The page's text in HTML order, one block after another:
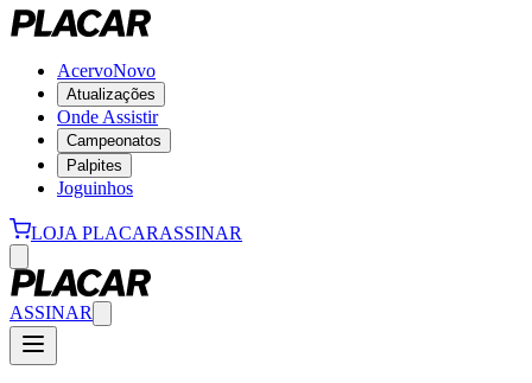
AcervoNovo
Atualizações
Onde Assistir
Campeonatos
Palpites
Joguinhos
LOJA PLACARASSINAR
ASSINAR